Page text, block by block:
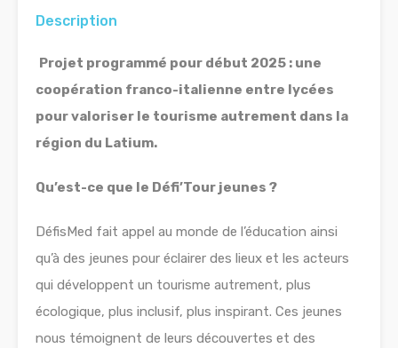
Description
Projet programmé pour début 2025 : une
coopération franco-italienne entre lycées
pour valoriser le tourisme autrement dans la
région du Latium.
Qu’est-ce que le Défi’Tour jeunes ?
DéfisMed fait appel au monde de l’éducation ainsi
qu’à des jeunes pour éclairer des lieux et les acteurs
qui développent un tourisme autrement, plus
écologique, plus inclusif, plus inspirant. Ces jeunes
nous témoignent de leurs découvertes et des